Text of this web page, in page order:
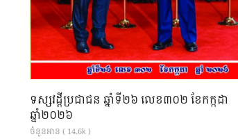
ទស្សវដ្តីប្រជាជន ឆ្នាំទី២៦ លេខ៣០២ ខែកក្កដា
ឆ្នាំ២០២៦
ចំនួនអាន ( 14.6k )